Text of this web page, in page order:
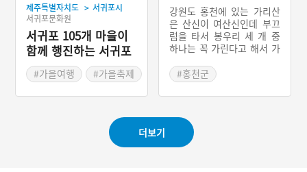
제주특별자치도 > 서귀포시
서귀포문화원
서귀포 105개 마을이
함께 행진하는 서귀포
칠십리축제
#가을여행
#가을축제
강원도 홍천에 있는 가리산
은 산신이 여산신인데 부끄
럼을 타서 봉우리 세 개 중
하나는 꼭 가린다고 해서 가
지체 높은 양반집 딸이 결혼
도 못 하고 죽어 조상신에게
부탁하여 가리산의 여신이
그런데 다른 양반집의 아들
이 죽어 가리산을 내놓으라
고 와서 산이 점점 황폐해지
#홍천군
더보기